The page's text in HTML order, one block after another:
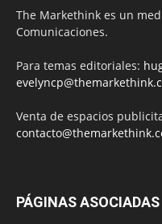
The Markethink es un
Comunicaciones.
Para temas editoriales:
Venta de espacios
PÁGINAS ASOCIADAS